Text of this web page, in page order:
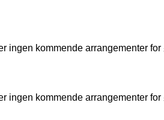
ingen kommende arrangementer
ingen kommende arrangementer